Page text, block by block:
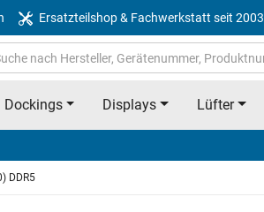
Ersatzteilshop & Fachwerkstatt seit 2003
Dockings Displays Lüfter
DDR5